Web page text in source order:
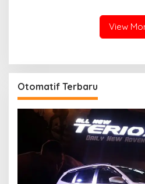
View
Otomatif Terbaru